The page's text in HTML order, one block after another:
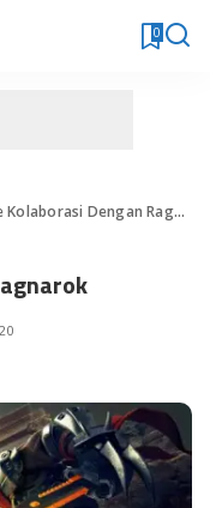
0
Dengan Ragnarok